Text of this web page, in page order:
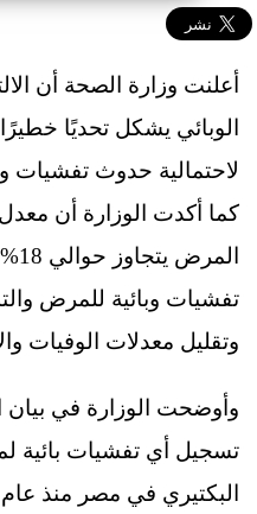
أعلنت وزارة الصحة أن
الوبائي يشكل تحديًا
لاحتمالية حدوث تفشيات
كما أكدت الوزارة أن معدل
تفشيات وبائية للمرض
وتقليل معدلات الوفيات
وأوضحت الوزارة في بيان
تسجيل أي تفشيات بائية